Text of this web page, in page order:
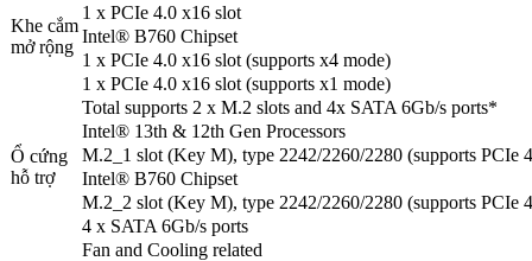
Khe cắm
mở rộng
1 x PCIe 4.0 x16 slot
Intel® B760 Chipset
1 x PCIe 4.0 x16 slot (supports x4 mode)
1 x PCIe 4.0 x16 slot (supports x1 mode)
Ổ cứng
hỗ trợ
Total supports 2 x M.2 slots and 4x SATA 6Gb/s ports*
Intel® 13th & 12th Gen Processors
M.2_1 slot (Key M), type 2242/2260/2280 (supports PCIe
Intel® B760 Chipset
M.2_2 slot (Key M), type 2242/2260/2280 (supports PCIe
4 x SATA 6Gb/s ports
Fan and Cooling related